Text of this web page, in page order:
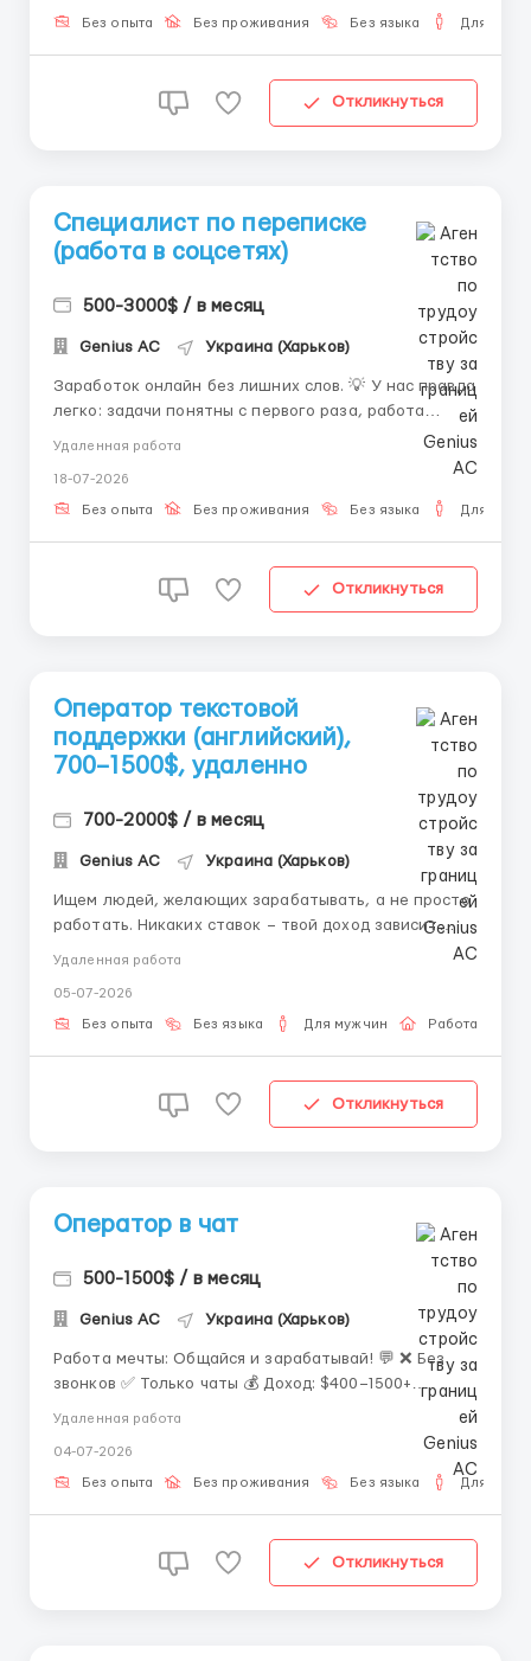
Стабильную оплату. 🎓 Обучение с нуля. 🤝
Без опыта Без проживания Без языка Для
Откликнуться
Специалист по переписке
(работа в соцсетях)
500-3000$ / в месяц
Genius AС Украина (Харьков)
Заработок онлайн без лишних слов. 💡 У нас правда
легко: задачи понятны с первого раза, работа
выстроена, а включиться можно за день. Опыт не
поддерживаем от первой минуты обучения до
первой зарплаты. Обязанности: • Отвечать в
Удаленная работа
18-07-2026
Без опыта Без проживания Без языка Для
Откликнуться
Оператор текстовой
поддержки (английский),
700–1500$, удаленно
700-2000$ / в месяц
Genius AС Украина (Харьков)
Ищем людей, желающих зарабатывать, а не просто
работать. Никаких ставок – твой доход зависит
только от тебя. 💬 Суть работы: Общение в чате с
Только текст без звонков и видео. Ты ведешь
переписку по-английски, поддерживаешь интерес —
Удаленная работа
05-07-2026
Без опыта Без языка Для мужчин Работа
Откликнуться
Оператор в чат
500-1500$ / в месяц
Genius AС Украина (Харьков)
Работа мечты: Общайся и зарабатывай! 💬 ❌ Без
звонков ✅ Только чаты 💰 Доход: $400–1500+
(сдельно 40-50%) 🌍 Полная удаленка и 8 графиков
нв выбор. Нужен только ПК и умение пользоваться
Удаленная работа
04-07-2026
Без опыта Без проживания Без языка Для
Откликнуться